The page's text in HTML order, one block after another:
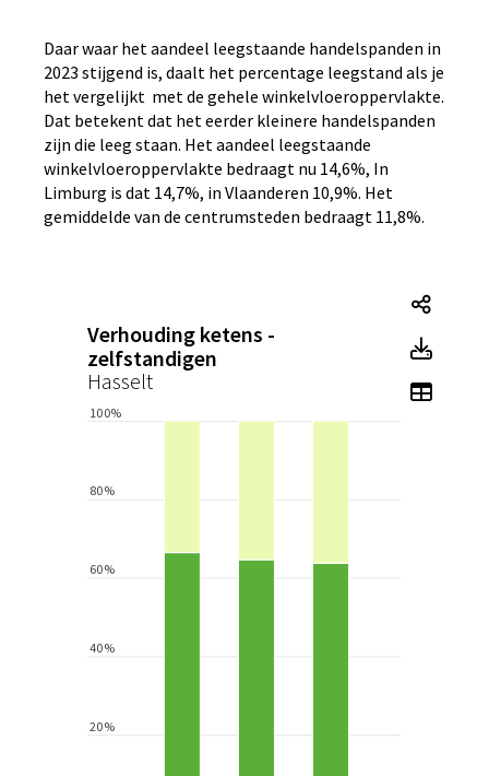
Daar waar het aandeel leegstaande handelspanden in
2023 stijgend is, daalt het percentage leegstand als je
het vergelijkt met de gehele winkelvloeroppervlakte.
Dat betekent dat het eerder kleinere handelspanden
zijn die leeg staan. Het aandeel leegstaande
winkelvloeroppervlakte bedraagt nu 14,6%, In
Limburg is dat 14,7%, in Vlaanderen 10,9%. Het
gemiddelde van de centrumsteden bedraagt 11,8%.
Verhouding ketens -
zelfstandigen
Hasselt
Toon